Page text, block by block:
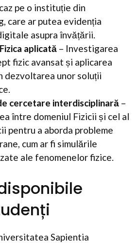
pe o instituție din
care ar putea evidenția
asupra învățării.
aplicată – Investigarea
fizic avansat și aplicarea
dezvoltarea unor soluții
cercetare interdisciplinară –
între domeniul Fizicii și cel al
pentru a aborda probleme
cum ar fi simulările
ale fenomenelor fizice.
Sapientia